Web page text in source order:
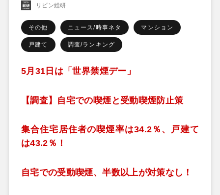
リビン総研
その他 ニュース/時事ネタ マンション
戸建て 調査/ランキング
5月31日は「世界禁煙デー」
【調査】自宅での喫煙と受動喫煙防止策
集合住宅居住者の喫煙率は34.2％、戸建て
は43.2％！
自宅での受動喫煙、半数以上が対策なし！